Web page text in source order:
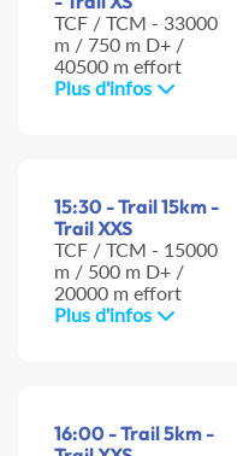
TCF / TCM - 33000
m / 750 m D+ /
40500 m effort
Plus d'infos
15:30 - Trail 15km -
Trail XXS
TCF / TCM - 15000
m / 500 m D+ /
20000 m effort
Plus d'infos
16:00 - Trail 5km -